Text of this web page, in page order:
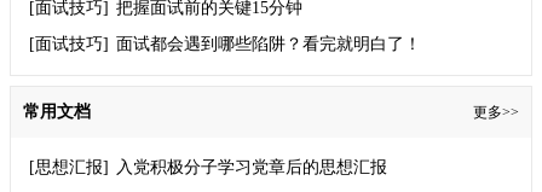
[面试技巧] 把握面试前的关键15分钟
[面试技巧] 面试都会遇到哪些陷阱？看完就明白了！
常用文档 更多>>
[思想汇报]
入党积极分子学习党章后的思想汇报